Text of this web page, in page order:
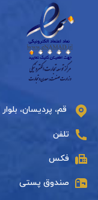
قم، پردیسان،
تلفن
فکس
صندوق پستی